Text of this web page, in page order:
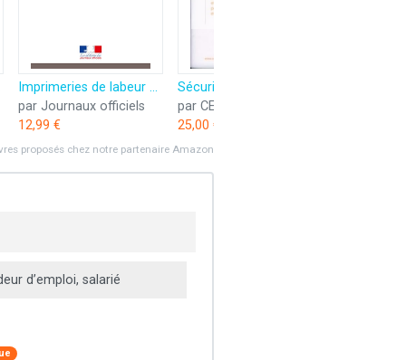
Imprimeries de labeur et industries graphiques: Convention collective nationale étendue - IDCC : 184 - 12e édition - avril 2017 - 3138
par Journaux officiels
12,99 €
par CETIM
25,00 €
proposés chez notre partenaire Amazon
d’emploi, salarié